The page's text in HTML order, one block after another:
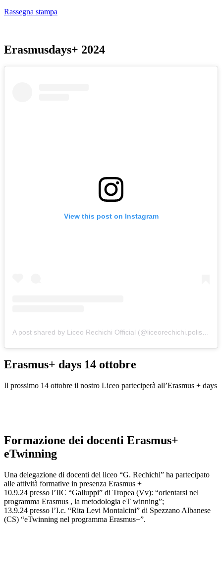
Rassegna stampa
Erasmusdays+ 2024
View this post on Instagram
A post shared by Liceo Rechichi Official (@liceorechichi.polistena)
Erasmus+ days 14 ottobre
Il prossimo 14 ottobre il nostro Liceo parteciperà all’Erasmus + days
Formazione dei docenti Erasmus+
eTwinning
Una delegazione di docenti del liceo “G. Rechichi” ha partecipato
alle attività formative in presenza Erasmus +
10.9.24 presso l’IIC “Galluppi” di Tropea (Vv): “orientarsi nel
programma Erasmus , la metodologia eT winning”;
13.9.24 presso l’I.c. “Rita Levi Montalcini” di Spezzano Albanese
(CS) “eTwinning nel programma Erasmus+”.